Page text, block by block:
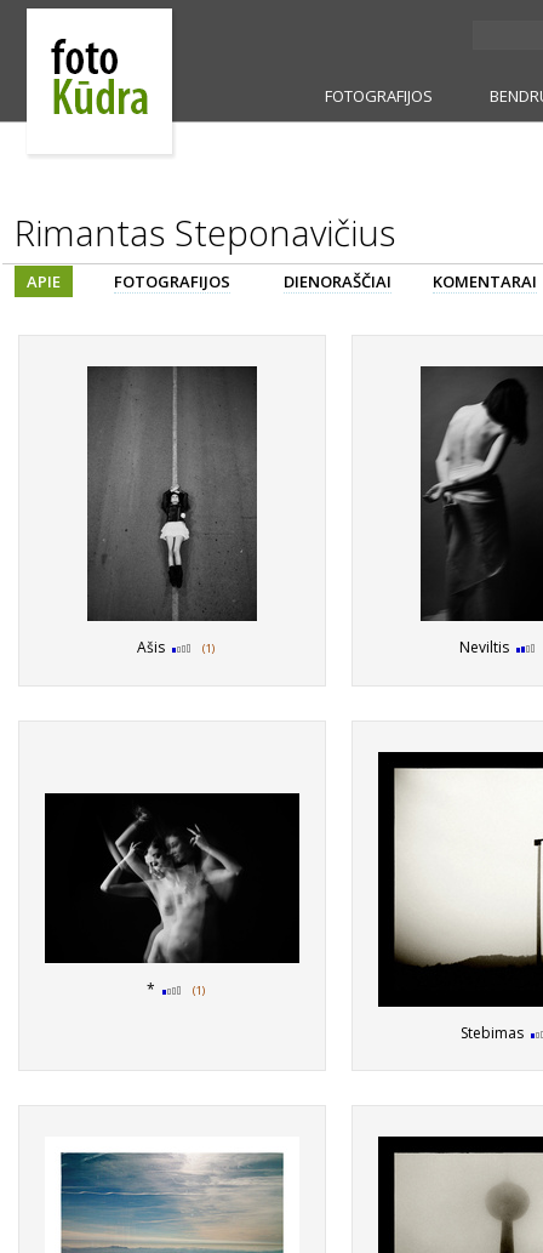
FOTOGRAFIJOS
Rimantas Steponavičius
APIE FOTOGRAFIJOS DIENORAŠČIAI KOMENTARAI
Ašis (1) Neviltis
* (1)
Stebimas